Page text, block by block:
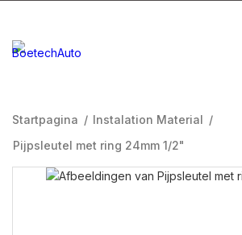
Startpagina / Instalation Material /
Pijpsleutel met ring 24mm 1/2"